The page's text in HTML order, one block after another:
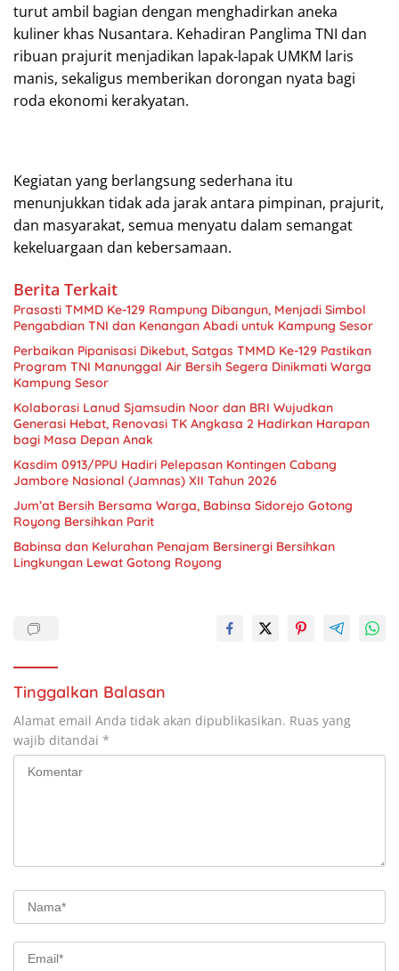
turut ambil bagian dengan menghadirkan aneka
kuliner khas Nusantara. Kehadiran Panglima TNI dan
ribuan prajurit menjadikan lapak-lapak UMKM laris
manis, sekaligus memberikan dorongan nyata bagi
roda ekonomi kerakyatan.
Kegiatan yang berlangsung sederhana itu
menunjukkan tidak ada jarak antara pimpinan, prajurit,
dan masyarakat, semua menyatu dalam semangat
kekeluargaan dan kebersamaan.
Berita Terkait
Prasasti TMMD Ke-129 Rampung Dibangun, Menjadi Simbol
Pengabdian TNI dan Kenangan Abadi untuk Kampung Sesor
Perbaikan Pipanisasi Dikebut, Satgas TMMD Ke-129 Pastikan
Program TNI Manunggal Air Bersih Segera Dinikmati Warga
Kampung Sesor
Kolaborasi Lanud Sjamsudin Noor dan BRI Wujudkan
Generasi Hebat, Renovasi TK Angkasa 2 Hadirkan Harapan
bagi Masa Depan Anak
Kasdim 0913/PPU Hadiri Pelepasan Kontingen Cabang
Jambore Nasional (Jamnas) XII Tahun 2026
Jum’at Bersih Bersama Warga, Babinsa Sidorejo Gotong
Royong Bersihkan Parit
Babinsa dan Kelurahan Penajam Bersinergi Bersihkan
Lingkungan Lewat Gotong Royong
Tinggalkan Balasan
Alamat email Anda tidak akan dipublikasikan. Ruas yang
wajib ditandai *